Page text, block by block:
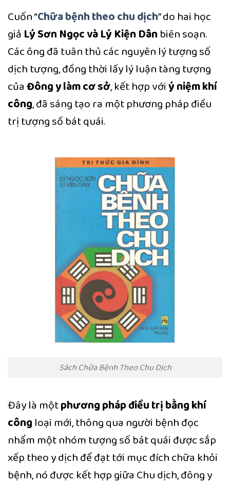
Cuốn “Chữa bệnh theo chu dịch” do hai học
giả Lý Sơn Ngọc và Lý Kiện Dân biên soạn.
Các ông đã tuân thủ các nguyên lý tượng số
dịch tượng, đồng thời lấy lý luận tàng tượng
củaĐông y làm cơ sở, kết hợp vớiý niệm khí
công, đã sáng tạo ra một phương pháp điều
trị tượng số bát quái.
Sách Chữa Bệnh Theo Chu Dịch
Đây là mộtphương pháp điều trị bằng khí
công loại mới, thông qua người bệnh đọc
nhẩm một nhóm tượng số bát quái được sắp
xếp theo y dịch để đạt tới mục đích chữa khỏi
bệnh, nó được kết hợp giữa Chu dịch, đông y